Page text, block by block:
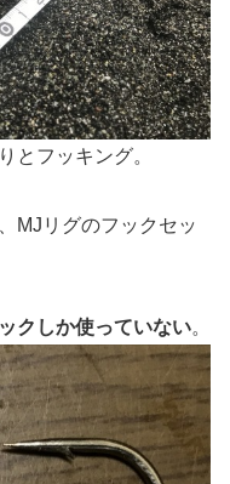
とフッキング。
MJリグのフックセッ
クしか使っていない。